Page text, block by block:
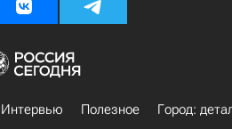
Интервью Полезное
Город: